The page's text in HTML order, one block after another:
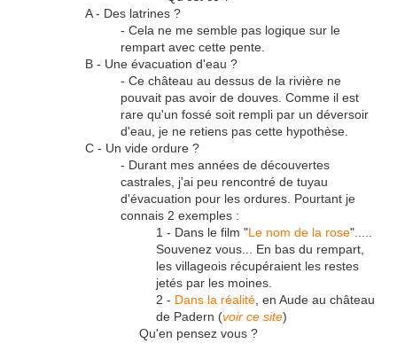
A - Des latrines ?
- Cela ne me semble pas logique sur le
rempart avec cette pente.
B - Une évacuation d'eau ?
- Ce château au dessus de la rivière ne
pouvait pas avoir de douves. Comme il est
rare qu'un fossé soit rempli par un déversoir
d'eau, je ne retiens pas cette hypothèse.
C - Un vide ordure ?
- Durant mes années de découvertes
castrales, j'ai peu rencontré de tuyau
d'évacuation pour les ordures. Pourtant je
connais 2 exemples :
1 - Dans le film "Le nom de la rose".....
Souvenez vous... En bas du rempart,
les villageois récupéraient les restes
jetés par les moines.
2 - Dans la réalité , en Aude au château
de Padern (voir ce site)
Qu'en pensez vous ?